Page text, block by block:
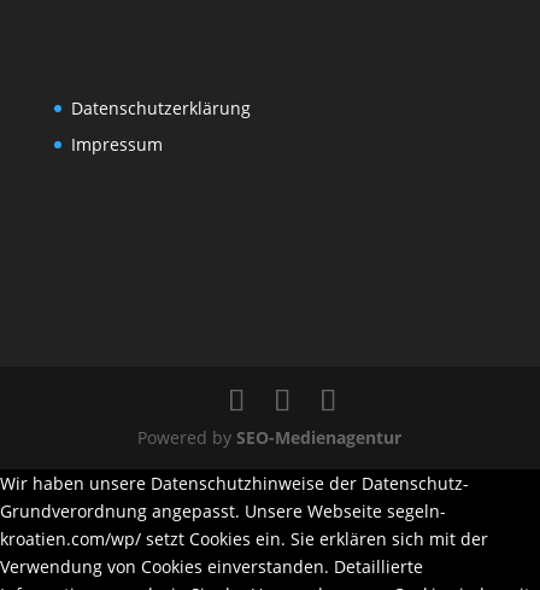
Datenschutzerklärung
Impressum
Powered bySEO-Medienagentur
Wir haben unsere Datenschutzhinweise der Datenschutz-
Grundverordnung angepasst. Unsere Webseite segeln-
kroatien.com/wp/ setzt Cookies ein. Sie erklären sich mit der
Verwendung von Cookies einverstanden. Detaillierte